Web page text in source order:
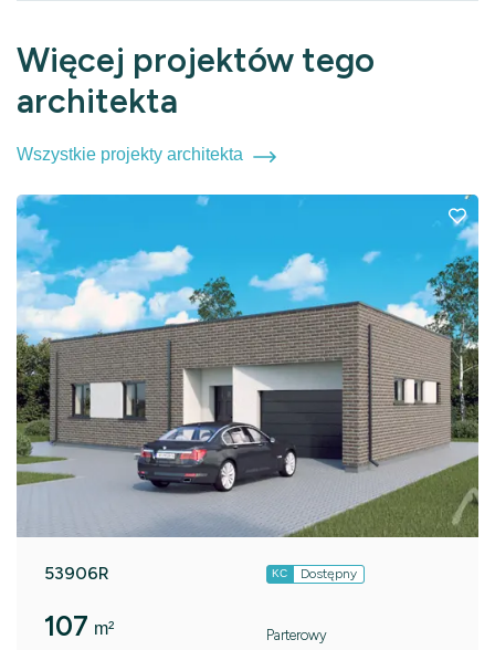
Więcej projektów tego
architekta
Wszystkie projekty architekta
53906R KC Dostępny
107 m² Parterowy